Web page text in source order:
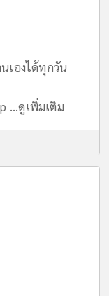
เองได้ทุกวัน
...ดูเพิ่มเติม